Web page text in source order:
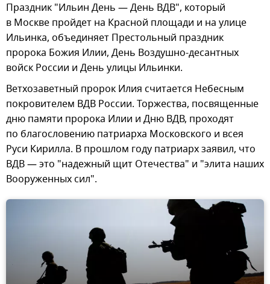
Праздник "Ильин День — День ВДВ", который
в Москве пройдет на Красной площади и на улице
Ильинка, объединяет Престольный праздник
пророка Божия Илии, День Воздушно-десантных
войск России и День улицы Ильинки.
Ветхозаветный пророк Илия считается Небесным
покровителем ВДВ России. Торжества, посвященные
дню памяти пророка Илии и Дню ВДВ, проходят
по благословению патриарха Московского и всея
Руси Кирилла. В прошлом году патриарх заявил, что
ВДВ — это "надежный щит Отечества" и "элита наших
Вооруженных сил".